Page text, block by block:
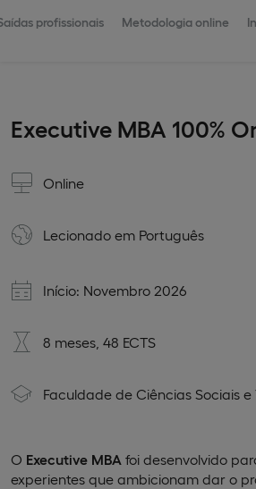
profissionais Metodologia online
Executive MBA 100%
Online
Lecionado em Português
Início: Novembro 2026
8 meses, 48 ECTS
Faculdade de Ciências Sociais e
O Executive MBA foi desenvolvido
experientes que ambicionam dar o